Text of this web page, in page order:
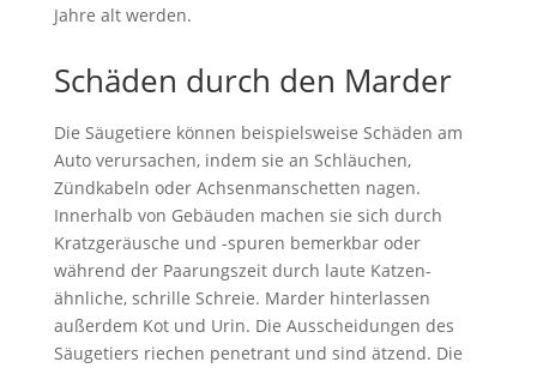
Jahre alt werden.
Schäden durch den Marder
Die Säugetiere können beispielsweise Schäden am
Auto verursachen, indem sie an Schläuchen,
Zündkabeln oder Achsenmanschetten nagen.
Innerhalb von Gebäuden machen sie sich durch
Kratzgeräusche und -spuren bemerkbar oder
während der Paarungszeit durch laute Katzen-
ähnliche, schrille Schreie. Marder hinterlassen
außerdem Kot und Urin. Die Ausscheidungen des
Säugetiers riechen penetrant und sind ätzend. Die